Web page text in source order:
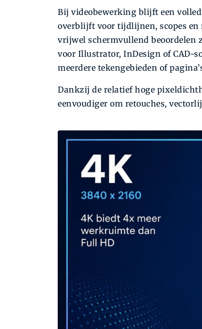
Bij videobewerking blijft een
overblijft voor tijdlijnen, scopes en
vrijwel schermvullend beoordelen
voor Illustrator, InDesign of CAD-
meerdere tekengebieden of
Dankzij de relatief hoge
eenvoudiger om retouches,